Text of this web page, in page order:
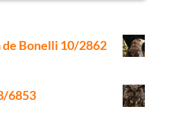
Bonelli 10/2862
6853